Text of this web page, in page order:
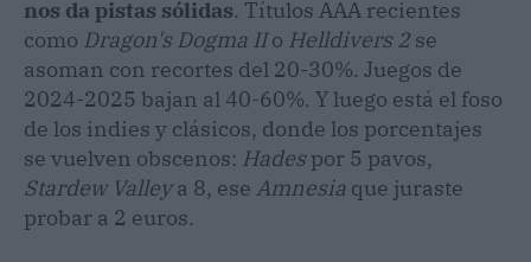
nos da pistas sólidas. Títulos AAA recientes
como Dragon's Dogma IIo Helldivers 2 se
asoman con recortes del 20-30%. Juegos de
2024-2025 bajan al 40-60%. Y luego está el foso
de los indies y clásicos, donde los porcentajes
se vuelven obscenos: Hadespor 5 pavos,
Stardew Valleya 8, ese Amnesia que juraste
probar a 2 euros.